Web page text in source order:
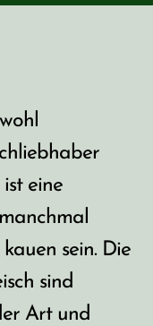
eine
sein. Die
sind
Art und